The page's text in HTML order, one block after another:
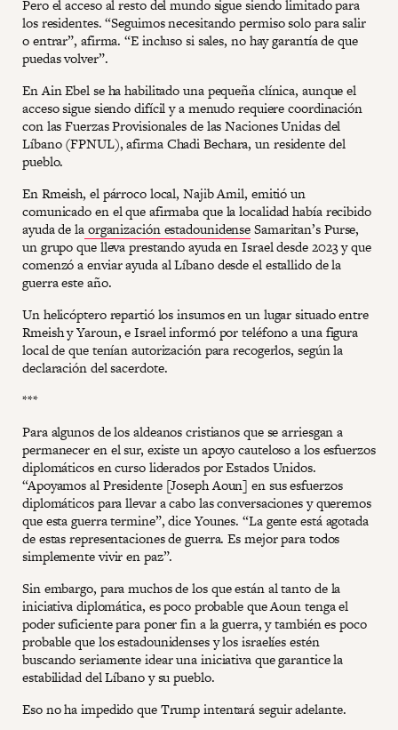
Pero el acceso al resto del mundo sigue siendo limitado para
los residentes. “Seguimos necesitando permiso solo para salir
o entrar”, afirma. “E incluso si sales, no hay garantía de que
puedas volver”.
En Ain Ebel se ha habilitado una pequeña clínica, aunque el
acceso sigue siendo difícil y a menudo requiere coordinación
con las Fuerzas Provisionales de las Naciones Unidas del
Líbano (FPNUL), afirma Chadi Bechara, un residente del
pueblo.
En Rmeish, el párroco local, Najib Amil, emitió un
comunicado en el que afirmaba que la localidad había recibido
ayuda de laorganización estadounidenseSamaritan’s Purse,
un grupo que lleva prestando ayuda en Israel desde 2023 y que
comenzó a enviar ayuda al Líbano desde el estallido de la
guerra este año.
Un helicóptero repartió los insumos en un lugar situado entre
Rmeish y Yaroun, e Israel informó por teléfono a una figura
local de que tenían autorización para recogerlos, según la
declaración del sacerdote.
***
Para algunos de los aldeanos cristianos que se arriesgan a
permanecer en el sur, existe un apoyo cauteloso a los esfuerzos
diplomáticos en curso liderados por Estados Unidos.
“Apoyamos al Presidente [Joseph Aoun] en sus esfuerzos
diplomáticos para llevar a cabo las conversaciones y queremos
que esta guerra termine”, dice Younes. “La gente está agotada
de estas representaciones de guerra. Es mejor para todos
simplemente vivir en paz”.
Sin embargo, para muchos de los que están al tanto de la
iniciativa diplomática, es poco probable que Aoun tenga el
poder suficiente para poner fin a la guerra, y también es poco
probable que los estadounidenses y los israelíes estén
buscando seriamente idear una iniciativa que garantice la
estabilidad del Líbano y su pueblo.
Eso no ha impedido que Trump intentará seguir adelante.